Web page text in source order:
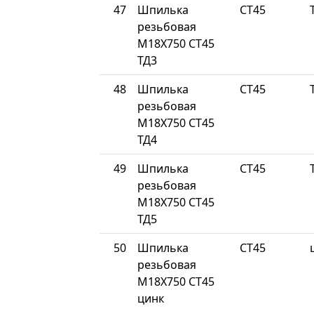
47
Шпилька
резьбовая
М18Х750 СТ45
ТД3
СТ45
48
Шпилька
резьбовая
М18Х750 СТ45
ТД4
СТ45
49
Шпилька
резьбовая
М18Х750 СТ45
ТД5
СТ45
50
Шпилька
резьбовая
М18Х750 СТ45
цинк
СТ45